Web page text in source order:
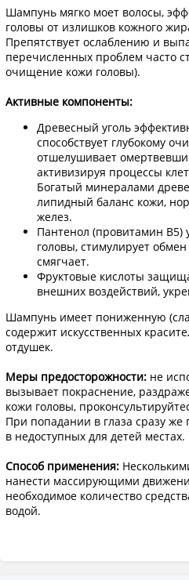
Шампунь мягко моет волосы,
головы от излишков кожного
Препятствует ослаблению и
перечисленных проблем часто
очищение кожи головы).
Активные компоненты:
Древесный уголь
способствует глубокому
отшелушивает
активизируя процессы
Богатый минералами
липидный баланс кожи,
желез.
Пантенол (провитамин В5)
головы, стимулирует
смягчает.
Фруктовые кислоты
внешних воздействий,
Шампунь имеет пониженную
содержит искусственных
отдушек.
Меры предосторожности: не
вызывает покраснение,
кожи головы,
При попадании в глаза сразу
в недоступных для детей местах.
Способ применения:
нанести массирующими
необходимое количество
водой.